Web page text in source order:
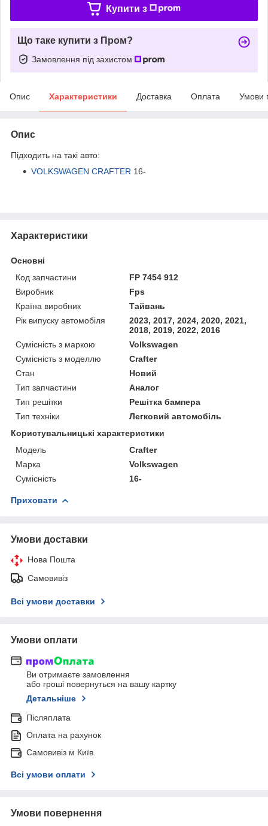
Купити з
Що таке купити з Пром?
Замовлення під захистом
Опис Характеристики Доставка Оплата Умови
Опис
Підходить на такі авто:
VOLKSWAGEN CRAFTER 16-
Характеристики
Основні
Код запчастини
FP 7454 912
Виробник
Fps
Країна виробник
Тайвань
Рік випуску автомобіля
2023, 2017, 2024, 2020, 2021,
2018, 2019, 2022, 2016
Сумісність з маркою
Volkswagen
Сумісність з моделлю
Crafter
Стан
Новий
Тип запчастини
Аналог
Тип решітки
Решітка бампера
Тип техніки
Легковий автомобіль
Користувальницькі характеристики
Мoдель
Crafter
Марка
Volkswagen
Сумісність
16-
Приховати
Умови доставки
Нова Пошта
Самовивіз
Всі умови доставки
Умови оплати
Ви отримаєте замовлення
або гроші повернуться на вашу картку
Детальніше
Післяплата
Оплата на рахунок
Самовивіз м Київ.
Всі умови оплати
Умови повернення